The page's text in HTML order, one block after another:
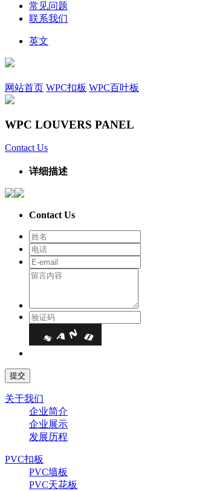
常见问题
联系我们
英文
网站首页 WPC扣板 WPC百叶板
WPC LOUVERS PANEL
Contact Us
详细描述
Contact Us
关于我们
企业简介
企业展示
发展历程
PVC扣板
PVC墙板
PVC天花板